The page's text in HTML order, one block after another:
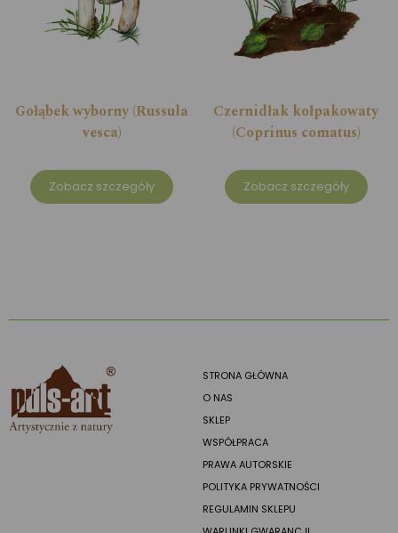
Gołąbek wyborny (Russula
vesca)
Zobacz szczegóły
Czernidłak kołpakowaty
(Coprinus comatus)
Zobacz szczegóły
STRONA GŁÓWNA
O NAS
SKLEP
WSPÓŁPRACA
PRAWA AUTORSKIE
POLITYKA PRYWATNOŚCI
REGULAMIN SKLEPU